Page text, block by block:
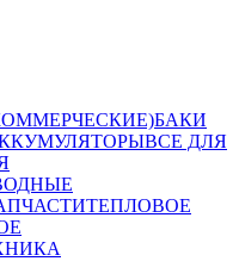
БАКИ
ВСЕ ДЛЯ
ТЕПЛОВОЕ